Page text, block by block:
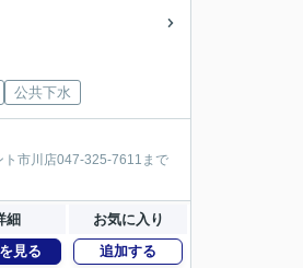
公共下水
ト市川店047-325-7611まで
細 お気に入り
見る 追加する